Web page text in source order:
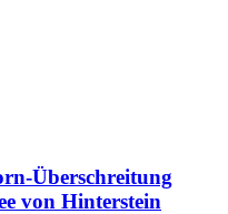
Überschreitung
von Hinterstein